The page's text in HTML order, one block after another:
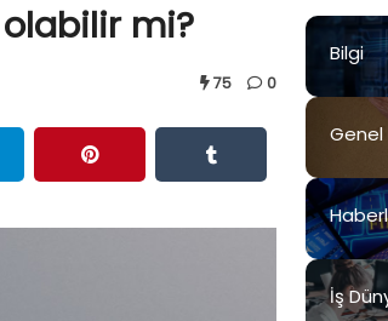
mi?
75 0
Bilgi
Genel
İş